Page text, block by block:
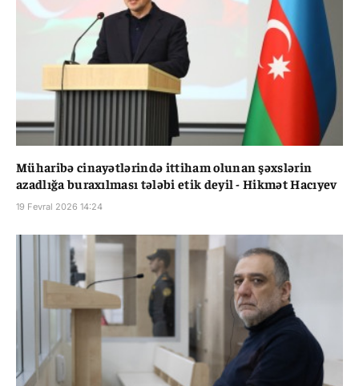
Müharibə cinayətlərində ittiham olunan şəxslərin
azadlığa buraxılması tələbi etik deyil - Hikmət Hacıyev
19 Fevral 2026 14:24